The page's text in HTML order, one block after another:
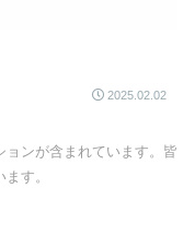
2025.02.02
ンが含まれています。皆
す。